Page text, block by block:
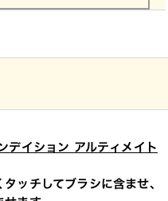
デイション アルティメイト
ッチしてブラシに含ませ、